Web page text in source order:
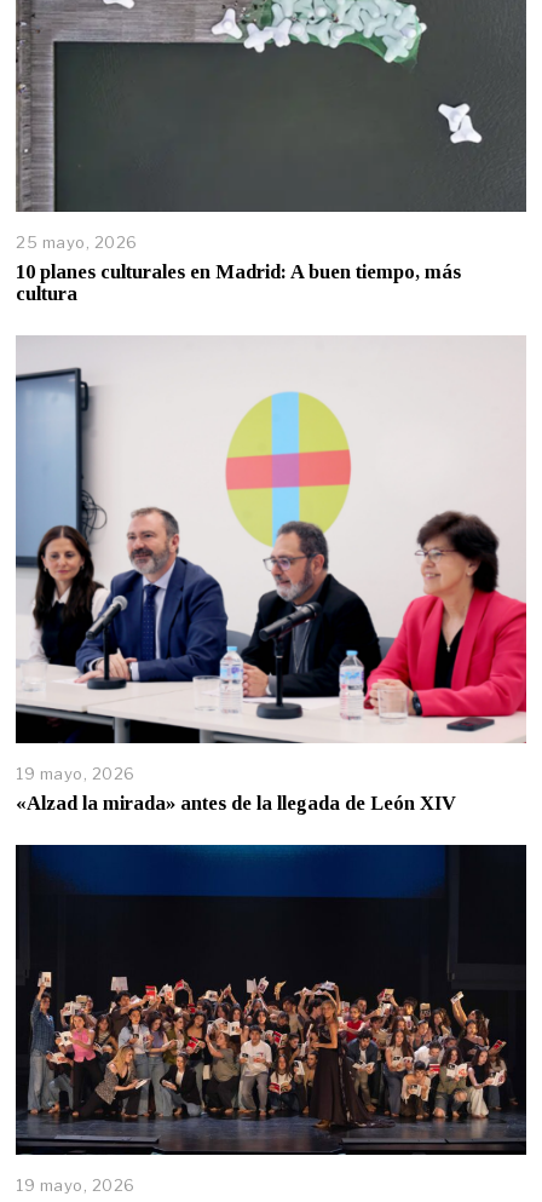
25 mayo, 2026
10 planes culturales en Madrid: A buen tiempo, más
cultura
19 mayo, 2026
«Alzad la mirada» antes de la llegada de León XIV
19 mayo, 2026